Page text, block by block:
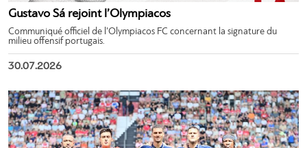
Gustavo Sá rejoint l’Olympiacos
Communiqué officiel de l’Olympiacos FC concernant la signature du
milieu offensif portugais.
30.07.2026